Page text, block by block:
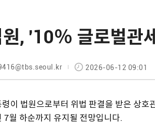
, '10％ 글로벌관
2026-06-12 09:01
이 법원으로부터 위법 판결을 받은 상
7월 하순까지 유지될 전망입니다.